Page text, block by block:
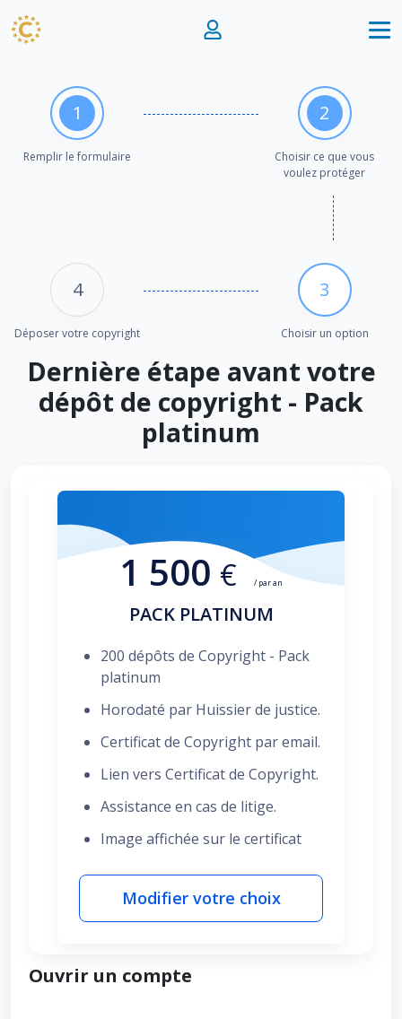
1
Remplir le formulaire
2
Choisir ce que vous
voulez protéger
3
Choisir un option
4
Déposer votre copyright
Dernière étape avant votre
dépôt de copyright - Pack
platinum
1 500 € / par an
PACK PLATINUM
200 dépôts de Copyright - Pack
platinum
Horodaté par Huissier de justice.
Certificat de Copyright par email.
Lien vers Certificat de Copyright.
Assistance en cas de litige.
Image affichée sur le certificat
Modifier votre choix
Ouvrir un compte